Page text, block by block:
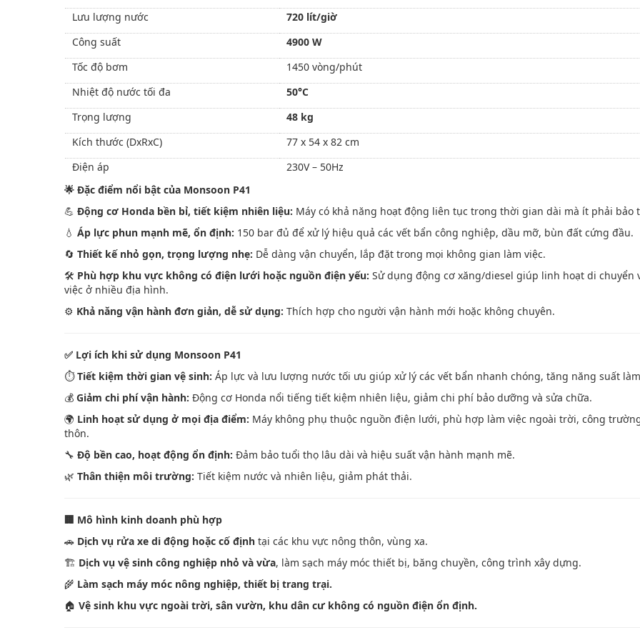
Lưu lượng nước
720 lít/giờ
Công suất
4900 W
Tốc độ bơm
1450 vòng/phút
Nhiệt độ nước tối đa
50°C
Trọng lượng
48 kg
Kích thước (DxRxC)
77 x 54 x 82 cm
Điện áp
230V – 50Hz
🌟 Đặc điểm nổi bật của Monsoon P41
💪Động cơ Honda bền bỉ, tiết kiệm nhiên liệu: Máy có khả năng hoạt động liên tục trong thời gian dài mà ít phải bảo
💧Áp lực phun mạnh mẽ, ổn định: 150 bar đủ để xử lý hiệu quả các vết bẩn công nghiệp, dầu mỡ, bùn đất cứng đầu.
🔄Thiết kế nhỏ gọn, trọng lượng nhẹ: Dễ dàng vận chuyển, lắp đặt trong mọi không gian làm việc.
🛠️ Phù hợp khu vực không có điện lưới hoặc nguồn điện yếu: Sử dụng động cơ xăng/diesel giúp linh hoạt di chuyển
việc ở nhiều địa hình.
⚙️ Khả năng vận hành đơn giản, dễ sử dụng: Thích hợp cho người vận hành mới hoặc không chuyên.
✅ Lợi ích khi sử dụng Monsoon P41
⏱️Tiết kiệm thời gian vệ sinh: Áp lực và lưu lượng nước tối ưu giúp xử lý các vết bẩn nhanh chóng, tăng năng suất
💰Giảm chi phí vận hành: Động cơ Honda nổi tiếng tiết kiệm nhiên liệu, giảm chi phí bảo dưỡng và sửa chữa.
🌍 Linh hoạt sử dụng ở mọi địa điểm: Máy không phụ thuộc nguồn điện lưới, phù hợp làm việc ngoài trời, công
thôn.
🔧Độ bền cao, hoạt động ổn định: Đảm bảo tuổi thọ lâu dài và hiệu suất vận hành mạnh mẽ.
🌿Thân thiện môi trường: Tiết kiệm nước và nhiên liệu, giảm phát thải.
🏢 Mô hình kinh doanh phù hợp
🚗 Dịch vụ rửa xe di động hoặc cố định tại các khu vực nông thôn, vùng xa.
🏗️ Dịch vụ vệ sinh công nghiệp nhỏ và vừa, làm sạch máy móc thiết bị, băng chuyền, công trình xây dựng.
🌾 Làm sạch máy móc nông nghiệp, thiết bị trang trại.
🏠Vệ sinh khu vực ngoài trời, sân vườn, khu dân cư không có nguồn điện ổn định.